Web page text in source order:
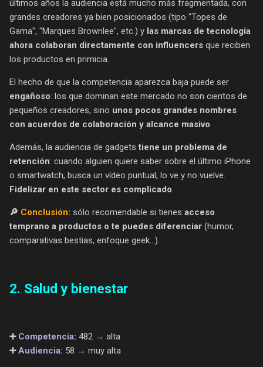
últimos años la audiencia está mucho más fragmentada, con
grandes creadores ya bien posicionados (tipo "Topes de
Gama", "Marques Brownlee", etc.) y las marcas de tecnología
ahora colaboran directamente con influencers que reciben
los productos en primicia.
El hecho de que la competencia aparezca baja puede ser
engañoso: los que dominan este mercado no son cientos de
pequeños creadores, sino unos pocos grandes nombres
con acuerdos de colaboración y alcance masivo.
Además, la audiencia de gadgetstiene un problema de
retención: cuando alguien quiere saber sobre el último iPhone
o smartwatch, busca un vídeo puntual, lo ve y no vuelve.
Fidelizar en este sector es complicado.
🔎 Conclusión: sólo recomendable si tienes acceso
temprano a productos o te puedes diferenciar (humor,
comparativas bestias, enfoque geek...).
2. Salud y bienestar
➕ Competencia: 482 → alta
➕Audiencia: 58 → muy alta